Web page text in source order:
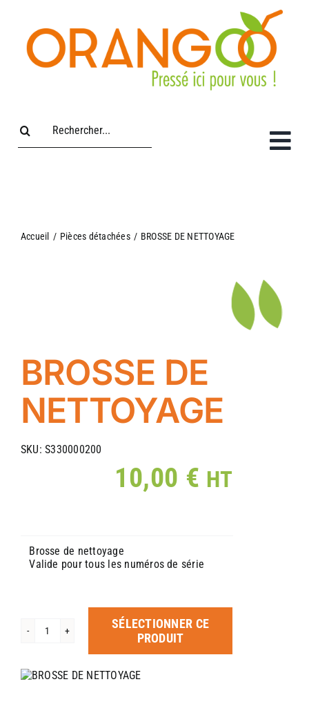
contenu
Accueil / Pièces détachées / BROSSE DE NETTOYAGE
BROSSE DE
NETTOYAGE
SKU:S330000200
10,00 € HT
Brosse de nettoyage
Valide pour tous les numéros de série
quantité
DE
SÉLECTIONNER CE
PRODUIT